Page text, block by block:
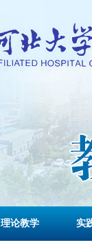
理论教学 实